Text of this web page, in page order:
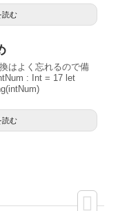
読む
はよく忘れるので備
: Int = 17 let
読む